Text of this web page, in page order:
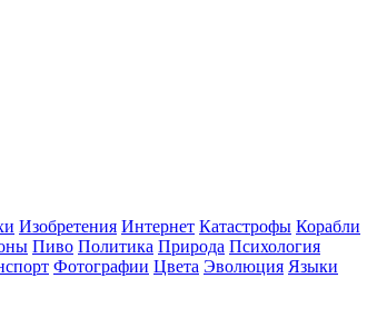
Изобретения Интернет Катастрофы Корабли
Пиво Политика Природа Психология
Фотографии Цвета Эволюция Языки